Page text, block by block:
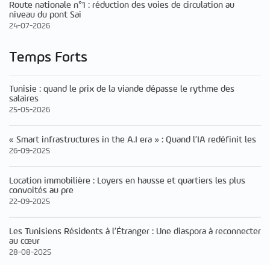
Route nationale n°1 : réduction des voies de circulation au
niveau du pont Sai
24-07-2026
Temps Forts
Tunisie : quand le prix de la viande dépasse le rythme des
salaires
25-05-2026
« Smart infrastructures in the A.I era » : Quand l’IA redéfinit les
26-09-2025
Location immobilière : Loyers en hausse et quartiers les plus
convoités au pre
22-09-2025
Les Tunisiens Résidents à l’Étranger : Une diaspora à reconnecter
au cœur
28-08-2025